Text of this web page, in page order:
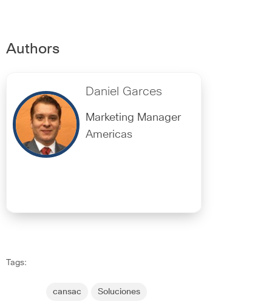
Authors
Daniel Garces
Marketing Manager
Americas
Tags:
cansac Soluciones